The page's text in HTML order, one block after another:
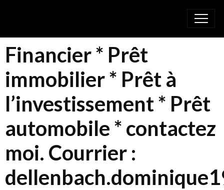
Financier * Prêt
immobilier * Prêt à
l’investissement * Prêt
automobile * contactez
moi. Courrier :